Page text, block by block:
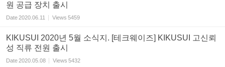
원 공급 장치 출시
Date2020.06.11 Views 5459
KIKUSUI 2020년 5월 소식지. [테크웨이즈] KIKUSUI 고신뢰
성 직류 전원 출시
Date2020.05.08 Views 5432